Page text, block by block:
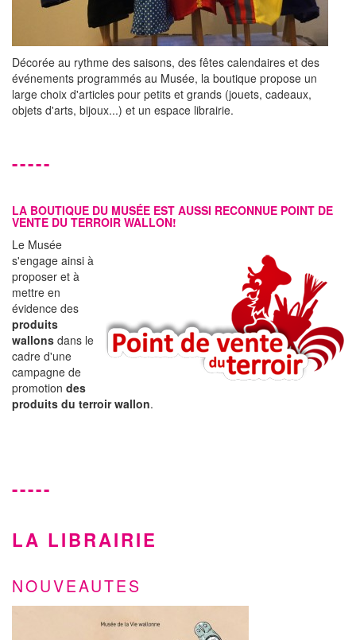
Décorée au rythme des saisons, des fêtes calendaires et des
événements programmés au Musée, la boutique propose un
large choix d'articles pour petits et grands (jouets, cadeaux,
objets d'arts, bijoux...) et un espace librairie.
-----
LA BOUTIQUE DU MUSÉE EST AUSSI RECONNUE POINT DE
VENTE DU TERROIR WALLON!
Le Musée
s'engage ainsi à
proposer et à
mettre en
évidence des
produits
wallons dans le
cadre d'une
campagne de
promotion des
produits du terroir wallon.
-----
LA LIBRAIRIE
NOUVEAUTES